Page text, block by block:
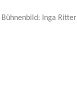
Inga Ritter